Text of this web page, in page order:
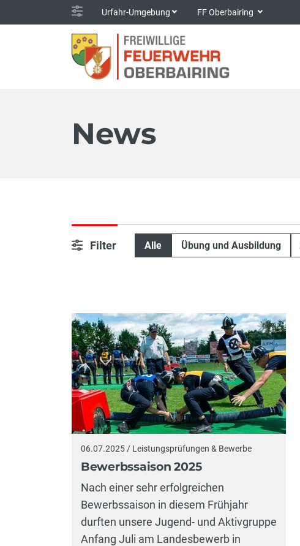
Urfahr-Umgebung FF Oberbairing
News
Filter Alle Übung und Ausbildung
06.07.2025 / Leistungsprüfungen & Bewerbe
Bewerbssaison 2025
Nach einer sehr erfolgreichen
Bewerbssaison in diesem Frühjahr
durften unsere Jugend- und Aktivgruppe
Anfang Juli am Landesbewerb in